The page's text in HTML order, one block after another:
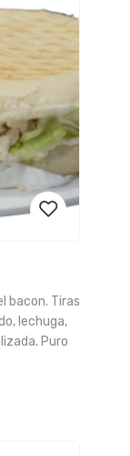
a la
bacon. Tiras
lechuga,
Puro